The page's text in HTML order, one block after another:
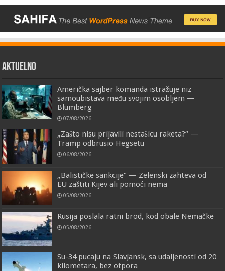
AKTUELNO
Američka sajber komanda istražuje niz
samoubistava među svojim osobljem —
Blumberg
07/08/2026
„Zašto nisu prijavili nestašicu raketa?“ —
Tramp odbrusio Hegsetu
06/08/2026
„Balističke sankcije“ — Zelenski zahteva od
EU zaštiti Kijev ali pomoći nema
05/08/2026
Rusija poslala ratni brod, kod obale Nemačke
05/08/2026
Su-34 pucaju na Slavjansk, sa udaljenosti od 20
kilometara, bez otpora